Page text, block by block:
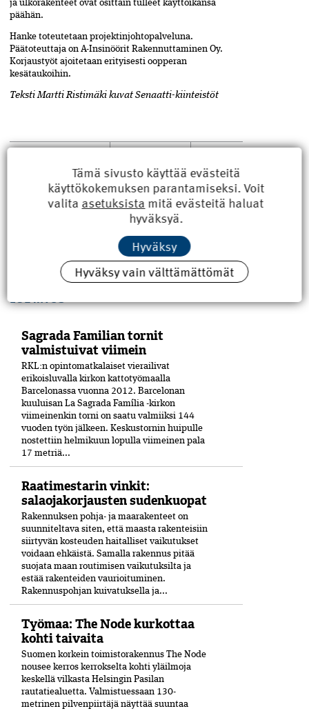
ja ulkorakenteet ovat osittain tulleet käyttöikänsä
päähän.
Hanke toteutetaan projektinjohto­palveluna.
Päätoteuttaja on A-Insinöörit Rakennuttaminen Oy.
Korjaustyöt ajoitetaan erityisesti oopperan
kesätaukoihin.
Teksti Martti Ristimäki kuvat Senaatti-kiinteistöt
Kansallisarkisto,
Kansallisooppera,
korjausrakentaminen,
LUE MYÖS
Sagrada Familian tornit
valmistuivat viimein
RKL:n opintomatkalaiset vierailivat
erikoisluvalla kirkon kattotyömaalla
Barcelonassa vuonna 2012. Barcelonan
kuuluisan La Sagrada Família -kirkon
viimeinenkin torni on saatu valmiiksi­ 144
vuoden työn jälkeen. Keskustornin huipulle
nostettiin helmikuun lopulla viimeinen pala
17 metriä...
Raatimestarin vinkit:
salaojakorjausten sudenkuopat
Rakennuksen pohja- ja maarakenteet on
suunniteltava siten, että maasta rakenteisiin
siirtyvän kosteuden haitalliset vaikutukset
voidaan ehkäistä. Samalla rakennus pitää
suojata maan routimisen vaikutuksilta ja
estää rakenteiden vaurioituminen.
Rakennuspohjan kuivatuksella ja...
Työmaa: The Node kurkottaa
kohti taivaita
Suomen korkein toimistorakennus The Node
nousee kerros kerrokselta kohti yläilmoja
keskellä vilkasta Helsingin Pasilan
rautatiealuetta. Valmistuessaan 130-
metrinen pilvenpiirtäjä näyttää suuntaa
Tämä sivusto käyttää evästeitä
käyttökokemuksen parantamiseksi. Voit
valita asetuksista mitä evästeitä haluat
hyväksyä.
Hyväksy
Hyväksy vain välttämättömät